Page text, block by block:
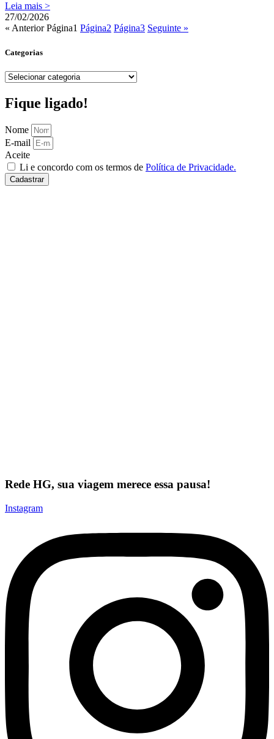
Leia mais >
27/02/2026
« Anterior Página1 Página2 Página3 Seguinte »
Categorias
Categorias
Fique ligado!
Nome
E-mail
Aceite
Li e concordo com os termos de Política de Privacidade.
Cadastrar
Rede HG, sua viagem merece essa pausa!
Instagram